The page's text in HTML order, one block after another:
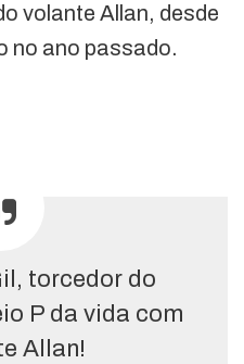
volante Allan, desde
no ano passado.
torcedor do
P da vida com
Allan!